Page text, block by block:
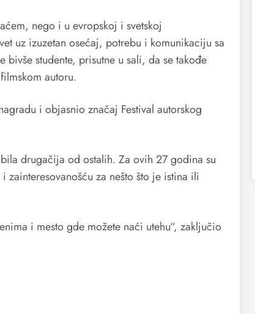
nego i u evropskoj i svetskoj
uz izuzetan osećaj, potrebu i komunikaciju sa
studente, prisutne u sali, da se takođe
autoru.
i objasnio značaj Festival autorskog
drugačija od ostalih. Za ovih 27 godina su
za nešto što je istina ili
i mesto gde možete naći utehu“, zaključio